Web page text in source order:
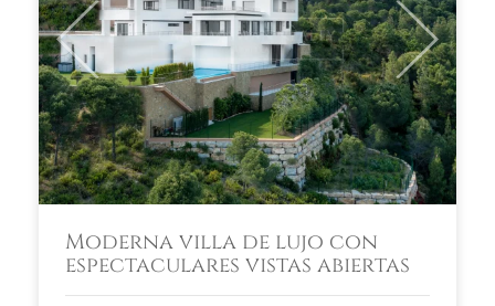
Previous Next
Moderna villa de lujo con
espectaculares vistas abiertas